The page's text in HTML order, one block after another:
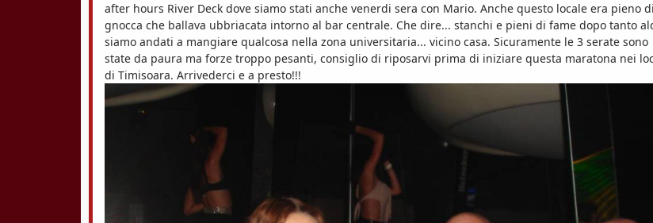
after hours River Deck dove siamo stati anche venerdi sera con Mario. Anche questo locale era pieno di
gnocca che ballava ubbriacata intorno al bar centrale. Che dire... stanchi e pieni di fame dopo tanto
siamo andati a mangiare qualcosa nella zona universitaria... vicino casa. Sicuramente le 3 serate sono
state da paura ma forze troppo pesanti, consiglio di riposarvi prima di iniziare questa maratona nei
di Timisoara. Arrivederci e a presto!!!